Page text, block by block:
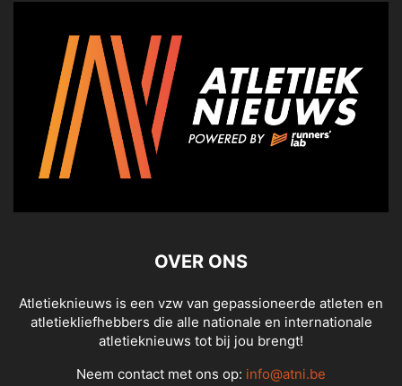
OVER ONS
Atletieknieuws is een vzw van gepassioneerde atleten en
atletiekliefhebbers die alle nationale en internationale
atletieknieuws tot bij jou brengt!
Neem contact met ons op: info@atni.be